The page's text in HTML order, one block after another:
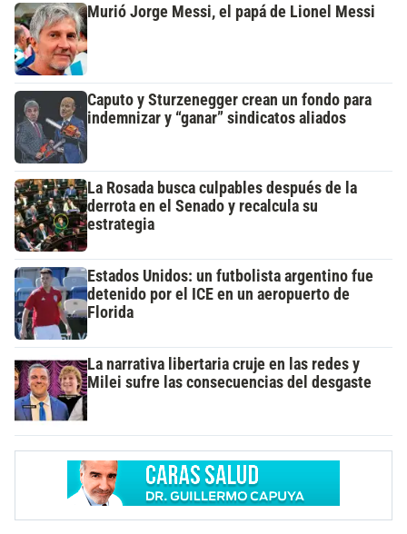
Murió Jorge Messi, el papá de Lionel Messi
Caputo y Sturzenegger crean un fondo para
indemnizar y “ganar” sindicatos aliados
La Rosada busca culpables después de la
derrota en el Senado y recalcula su
estrategia
Estados Unidos: un futbolista argentino fue
detenido por el ICE en un aeropuerto de
Florida
La narrativa libertaria cruje en las redes y
Milei sufre las consecuencias del desgaste